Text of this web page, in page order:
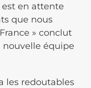
en attente
que nous
» conclut
nouvelle équipe
les redoutables